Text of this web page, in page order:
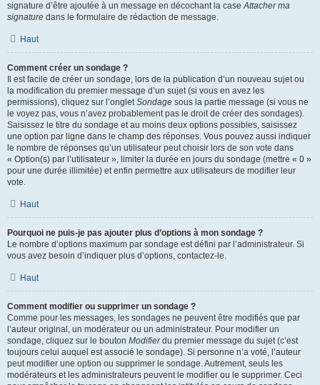
signature d’être ajoutée à un message en décochant la caseAttacher ma
signature dans le formulaire de rédaction de message.
Haut
Comment créer un sondage ?
Il est facile de créer un sondage, lors de la publication d’un nouveau sujet ou
la modification du premier message d’un sujet (si vous en avez les
permissions), cliquez sur l’ongletSondage sous la partie message (si vous ne
le voyez pas, vous n’avez probablement pas le droit de créer des sondages).
Saisissez le titre du sondage et au moins deux options possibles, saisissez
une option par ligne dans le champ des réponses. Vous pouvez aussi indiquer
le nombre de réponses qu’un utilisateur peut choisir lors de son vote dans
« Option(s) par l’utilisateur », limiter la durée en jours du sondage (mettre « 0 »
pour une durée illimitée) et enfin permettre aux utilisateurs de modifier leur
vote.
Haut
Pourquoi ne puis-je pas ajouter plus d’options à mon sondage ?
Le nombre d’options maximum par sondage est défini par l’administrateur. Si
vous avez besoin d’indiquer plus d’options, contactez-le.
Haut
Comment modifier ou supprimer un sondage ?
Comme pour les messages, les sondages ne peuvent être modifiés que par
l’auteur original, un modérateur ou un administrateur. Pour modifier un
sondage, cliquez sur le bouton Modifierdu premier message du sujet (c’est
toujours celui auquel est associé le sondage). Si personne n’a voté, l’auteur
peut modifier une option ou supprimer le sondage. Autrement, seuls les
modérateurs et les administrateurs peuvent le modifier ou le supprimer. Ceci